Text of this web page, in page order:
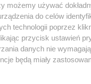
Oceń
0 0
możemy używać
do celów
technologii poprzez
przycisk ustawień
danych nie
będą miały